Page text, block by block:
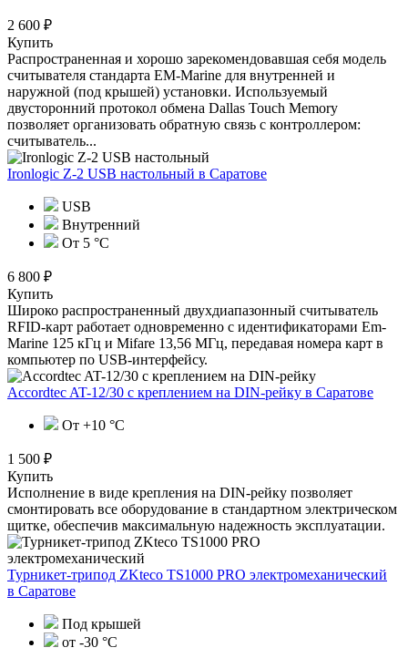
2 600 ₽
Купить
Распространенная и хорошо зарекомендовавшая себя модель
считывателя стандарта EM-Marine для внутренней и
наружной (под крышей) установки. Используемый
двусторонний протокол обмена Dallas Touch Memory
позволяет организовать обратную связь с контроллером:
считыватель...
Ironlogic Z-2 USB настольный в Саратове
USB
Внутренний
От 5 °С
6 800 ₽
Купить
Широко распространенный двухдиапазонный считыватель
RFID-карт работает одновременно с идентификаторами Em-
Marine 125 кГц и Mifare 13,56 МГц, передавая номера карт в
компьютер по USB-интерфейсу.
Accordtec AT-12/30 с креплением на DIN-рейку в Саратове
От +10 °С
1 500 ₽
Купить
Исполнение в виде крепления на DIN-рейку позволяет
смонтировать все оборудование в стандартном электрическом
щитке, обеспечив максимальную надежность эксплуатации.
Турникет-трипод ZKteco TS1000 PRO электромеханический
в Саратове
Под крышей
от -30 °С